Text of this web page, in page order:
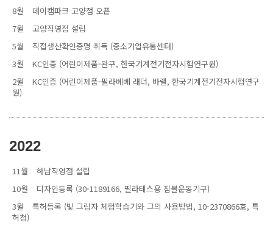
8월
데이캠파크 고양점 오픈
7월
고양직영점 설립
5월
직접생산확인증명 취득 (중소기업유통센터)
3월
KC인증 (어린이제품-완구, 한국기계전기전자시험연구원)
2월
KC인증 (어린이제품-필라베베 래더, 바랠, 한국기계전기전자시험연구
원)
2022
11월
하남직영점 설립
10월
디자인등록 (30-1189166, 필라테스용 짐볼운동기구)
3월
특허등록 (빛 그림자 체험학습기와 그의 사용방법, 10-2370866호, 특
허청)